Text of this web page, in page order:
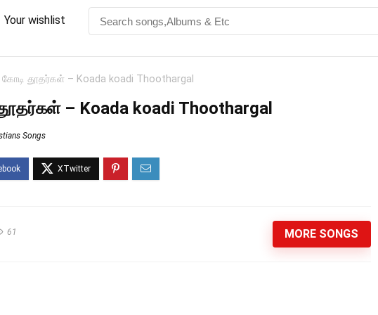
Your wishlist
தூதர்கள் – Koada koadi Thoothargal
– Koada koadi Thoothargal
Songs
61 MORE SONGS